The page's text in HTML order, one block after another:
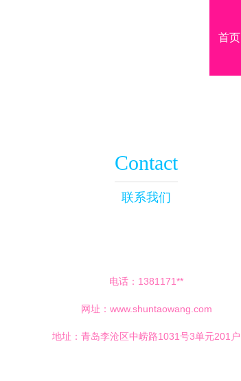
首页
Contact
联系我们
电话：1381171**
网址： www.shuntaowang.com
地址：青岛李沧区中崂路1031号3单元201户